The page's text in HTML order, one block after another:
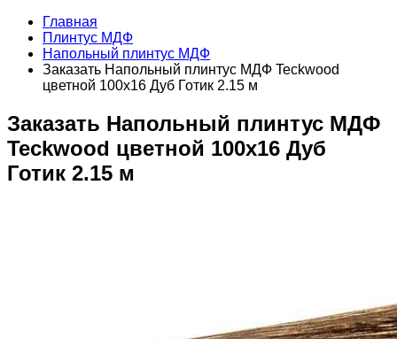
Главная
Плинтус МДФ
Напольный плинтус МДФ
Заказать Напольный плинтус МДФ Teckwood
цветной 100х16 Дуб Готик 2.15 м
Заказать Напольный плинтус МДФ
Teckwood цветной 100х16 Дуб
Готик 2.15 м